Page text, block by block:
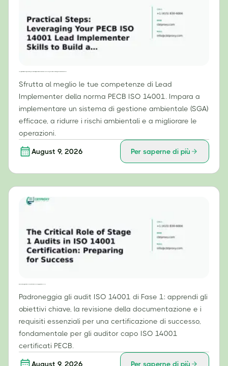
Sfrutta al meglio le tue competenze di Lead
Implementer della norma PECB ISO 14001. Impara a
implementare un sistema di gestione ambientale (SGA)
efficace, a ridurre i rischi ambientali e a migliorare le
operazioni.
August 9, 2026 Per saperne di più
Padroneggia gli audit ISO 14001 di Fase 1: apprendi gli
obiettivi chiave, la revisione della documentazione e i
requisiti essenziali per una certificazione di successo,
fondamentale per gli auditor capo ISO 14001
certificati PECB.
August 9, 2026 Per saperne di più